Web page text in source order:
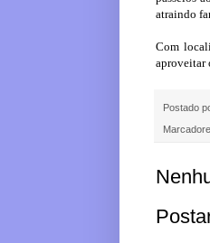
atraindo
Com
aproveitar
Postado